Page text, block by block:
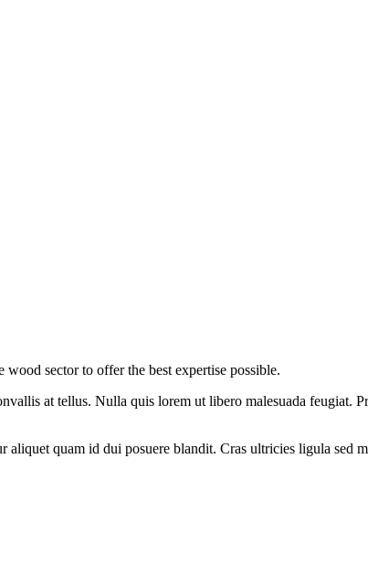
sector to offer the best expertise possible.
at tellus. Nulla quis lorem ut libero malesuada feugiat.
quam id dui posuere blandit. Cras ultricies ligula sed